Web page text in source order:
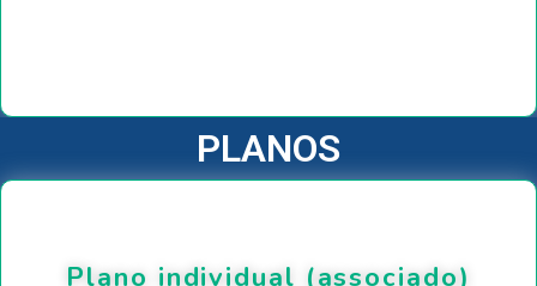
PLANOS
Plano individual (associado)